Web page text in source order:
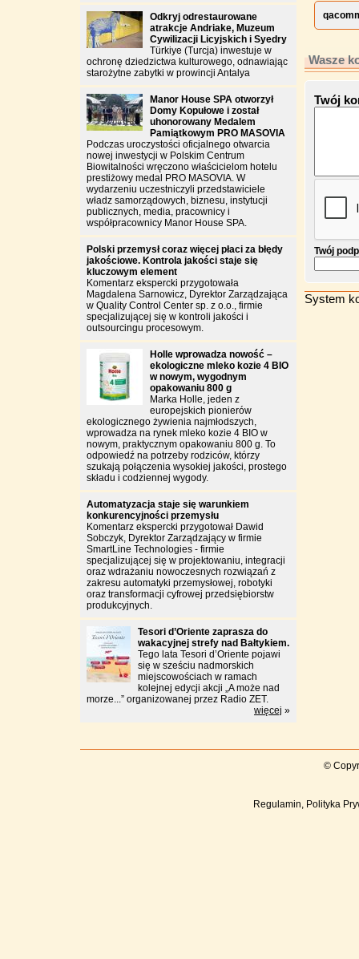
Wasze
Twój
Twój
System
Odkryj odrestaurowane
atrakcje Andriake, Muzeum
Cywilizacji Licyjskich i Syedry
Türkiye (Turcja) inwestuje w
ochronę dziedzictwa kulturowego, odnawiając
starożytne zabytki w prowincji Antalya
Manor House SPA otworzył
Domy Kopułowe i został
uhonorowany Medalem
Pamiątkowym PRO MASOVIA
Podczas uroczystości oficjalnego otwarcia
nowej inwestycji w Polskim Centrum
Biowitalności wręczono właścicielom hotelu
prestiżowy medal PRO MASOVIA. W
wydarzeniu uczestniczyli przedstawiciele
władz samorządowych, biznesu, instytucji
publicznych, media, pracownicy i
współpracownicy Manor House SPA.
Polski przemysł coraz więcej płaci za błędy
jakościowe. Kontrola jakości staje się
kluczowym element
Komentarz ekspercki przygotowała
Magdalena Sarnowicz, Dyrektor Zarządzająca
w Quality Control Center sp. z o.o., firmie
specjalizującej się w kontroli jakości i
outsourcingu procesowym.
Holle wprowadza nowość –
ekologiczne mleko kozie 4 BIO
w nowym, wygodnym
opakowaniu 800 g
Marka Holle, jeden z
europejskich pionierów
ekologicznego żywienia najmłodszych,
wprowadza na rynek mleko kozie 4 BIO w
nowym, praktycznym opakowaniu 800 g. To
odpowiedź na potrzeby rodziców, którzy
szukają połączenia wysokiej jakości, prostego
składu i codziennej wygody.
Automatyzacja staje się warunkiem
konkurencyjności przemysłu
Komentarz ekspercki przygotował Dawid
Sobczyk, Dyrektor Zarządzający w firmie
SmartLine Technologies - firmie
specjalizującej się w projektowaniu, integracji
oraz wdrażaniu nowoczesnych rozwiązań z
zakresu automatyki przemysłowej, robotyki
oraz transformacji cyfrowej przedsiębiorstw
produkcyjnych.
Tesori d’Oriente zaprasza do
wakacyjnej strefy nad Bałtykiem.
Tego lata Tesori d’Oriente pojawi
się w sześciu nadmorskich
miejscowościach w ramach
kolejnej edycji akcji „A może nad
morze...” organizowanej przez Radio ZET.
więcej »
©
Regulamin, Polityka